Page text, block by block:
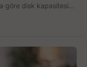
göre disk kapasitesini